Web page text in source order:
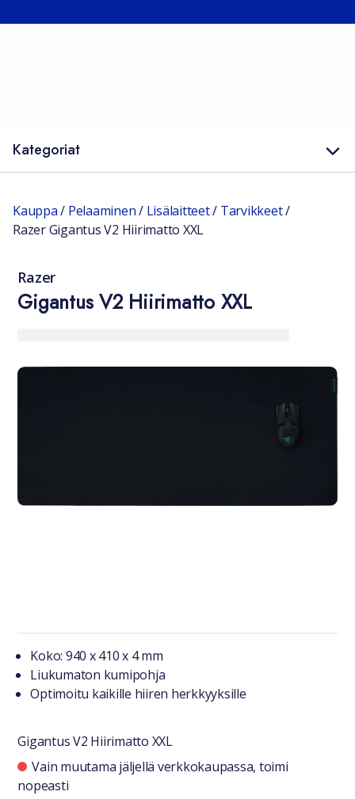
Kategoriat
Kauppa/ Pelaaminen/ Lisälaitteet/ Tarvikkeet/
Razer Gigantus V2 Hiirimatto XXL
Gigantus V2 Hiirimatto XXL
Razer
Tuotteesta lyhyesti
Koko: 940 x 410 x 4 mm
Liukumaton kumipohja
Optimoitu kaikille hiiren herkkyyksille
Gigantus V2 Hiirimatto XXL
Saatavuustiedot
Vain muutama jäljellä verkkokaupassa, toimi
nopeasti